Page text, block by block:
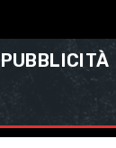
PUBBLICITÀ